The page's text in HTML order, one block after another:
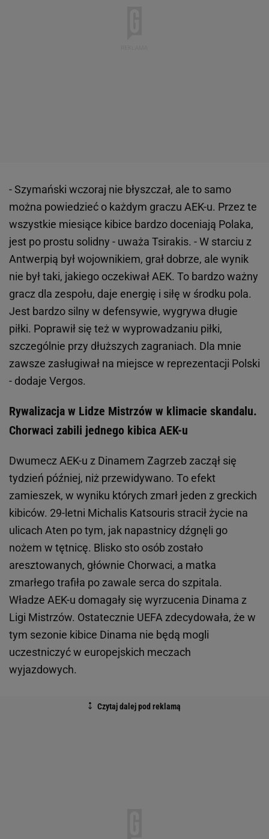
- Szymański wczoraj nie błyszczał, ale to samo
można powiedzieć o każdym graczu AEK-u. Przez te
wszystkie miesiące kibice bardzo doceniają Polaka,
jest po prostu solidny - uważa Tsirakis. - W starciu z
Antwerpią był wojownikiem, grał dobrze, ale wynik
nie był taki, jakiego oczekiwał AEK. To bardzo ważny
gracz dla zespołu, daje energię i siłę w środku pola.
Jest bardzo silny w defensywie, wygrywa długie
piłki. Poprawił się też w wyprowadzaniu piłki,
szczególnie przy dłuższych zagraniach. Dla mnie
zawsze zasługiwał na miejsce w reprezentacji Polski
- dodaje Vergos.
Rywalizacja w Lidze Mistrzów w klimacie skandalu.
Chorwaci zabili jednego kibica AEK-u
Dwumecz AEK-u z Dinamem Zagrzeb zaczął się
tydzień później, niż przewidywano. To efekt
zamieszek, w wyniku których zmarł jeden z greckich
kibiców. 29-letni Michalis Katsouris stracił życie na
ulicach Aten po tym, jak napastnicy dźgnęli go
nożem w tętnicę. Blisko sto osób zostało
aresztowanych, głównie Chorwaci, a matka
zmarłego trafiła po zawale serca do szpitala.
Władze AEK-u domagały się wyrzucenia Dinama z
Ligi Mistrzów. Ostatecznie UEFA zdecydowała, że w
tym sezonie kibice Dinama nie będą mogli
uczestniczyć w europejskich meczach
wyjazdowych.